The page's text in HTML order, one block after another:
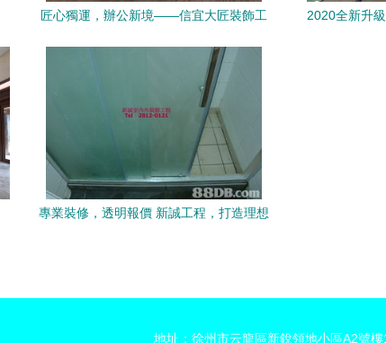
匠心獨運，辦公新境——信宜大匠裝飾工
2020全新升
專業裝修，透明報價 新誠工程，打造理想
地址：徐州市云龍區新銳領地小區A2號